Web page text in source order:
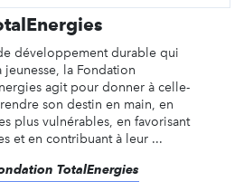
de développement durable qui
jeunesse, la Fondation
agit pour donner à celle-
son destin en main, en
plus vulnérables, en favorisant
et en contribuant à leur ...
TotalEnergies